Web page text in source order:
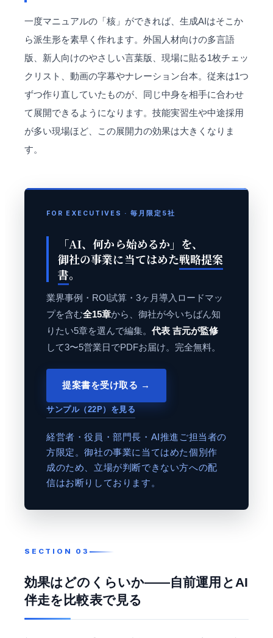
一度マニュアルの「核」ができれば、生成AIはそこか
ら派生形を素早く作れます。外国人材向けの多言語
版、新人向けのやさしい言葉版、現場に貼る1枚チェッ
クリスト、動画の字幕やナレーション台本。従来は1つ
ずつ作り直していたものが、同じ中身を相手に合わせ
て展開できるようになります。技能実習生や中途採用
が多い現場ほど、この展開力の効果は大きくなりま
す。
FOR EXECUTIVES · 毎月限定5社
「AI、何から始めるか」を、
御社の事業に当てはめた戦略提案
書。
業界事例・ROI試算・3ヶ月導入ロードマッ
プを含む全15章から、御社が今いちばん知
りたい5章を選んで編集。 代表 吉元が監修
して3〜5営業日でPDFお届け。完全無料。
提案書を受け取る →
サンプル（22P）を見る
経営者・役員・部門長・AI推進ご担当者の
方限定。御社の事業に当てはめた個別作
成のため、立場が判断できない方への配
信はお断りしております。
効果はどのくらいか——自前運用とAI
伴走を比較表で見る